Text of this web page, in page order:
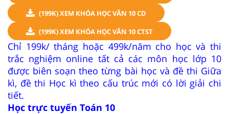
(199K) XEM KHÓA HỌC VĂN 10 CD
(199K) XEM KHÓA HỌC VĂN 10 CTST
Chỉ 199k/ tháng hoặc 499k/năm cho học và thi
trắc nghiệm online tất cả các môn học lớp 10
được biên soạn theo từng bài học và đề thi Giữa
kì, đề thi Học kì theo cấu trúc mới có lời giải chi
tiết.
Học trực tuyến Toán 10